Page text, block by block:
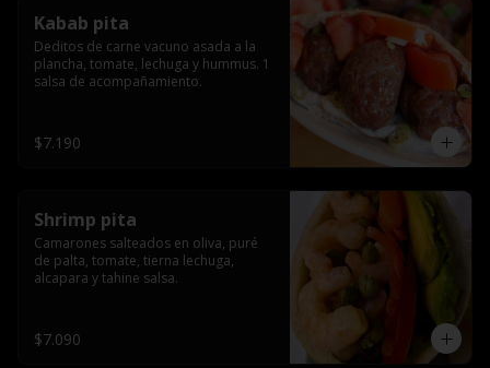
Kabab pita
Deditos de carne vacuno asada a la
plancha, tomate, lechuga y hummus. 1
salsa de acompañamiento.
$7.190
Shrimp pita
Camarones salteados en oliva, puré
de palta, tomate, tierna lechuga,
alcapara y tahine salsa.
$7.090